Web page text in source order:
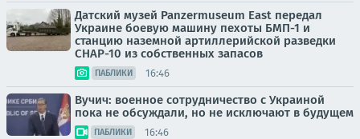
Датский музей Panzermuseum East передал
Украине боевую машину пехоты БМП-1 и
станцию наземной артиллерийской разведки
СНАР-10 из собственных запасов
ПАБЛИКИ 16:46
Вучич: военное сотрудничество с Украиной
пока не обсуждали, но не исключают в будущем
ПАБЛИКИ 16:46